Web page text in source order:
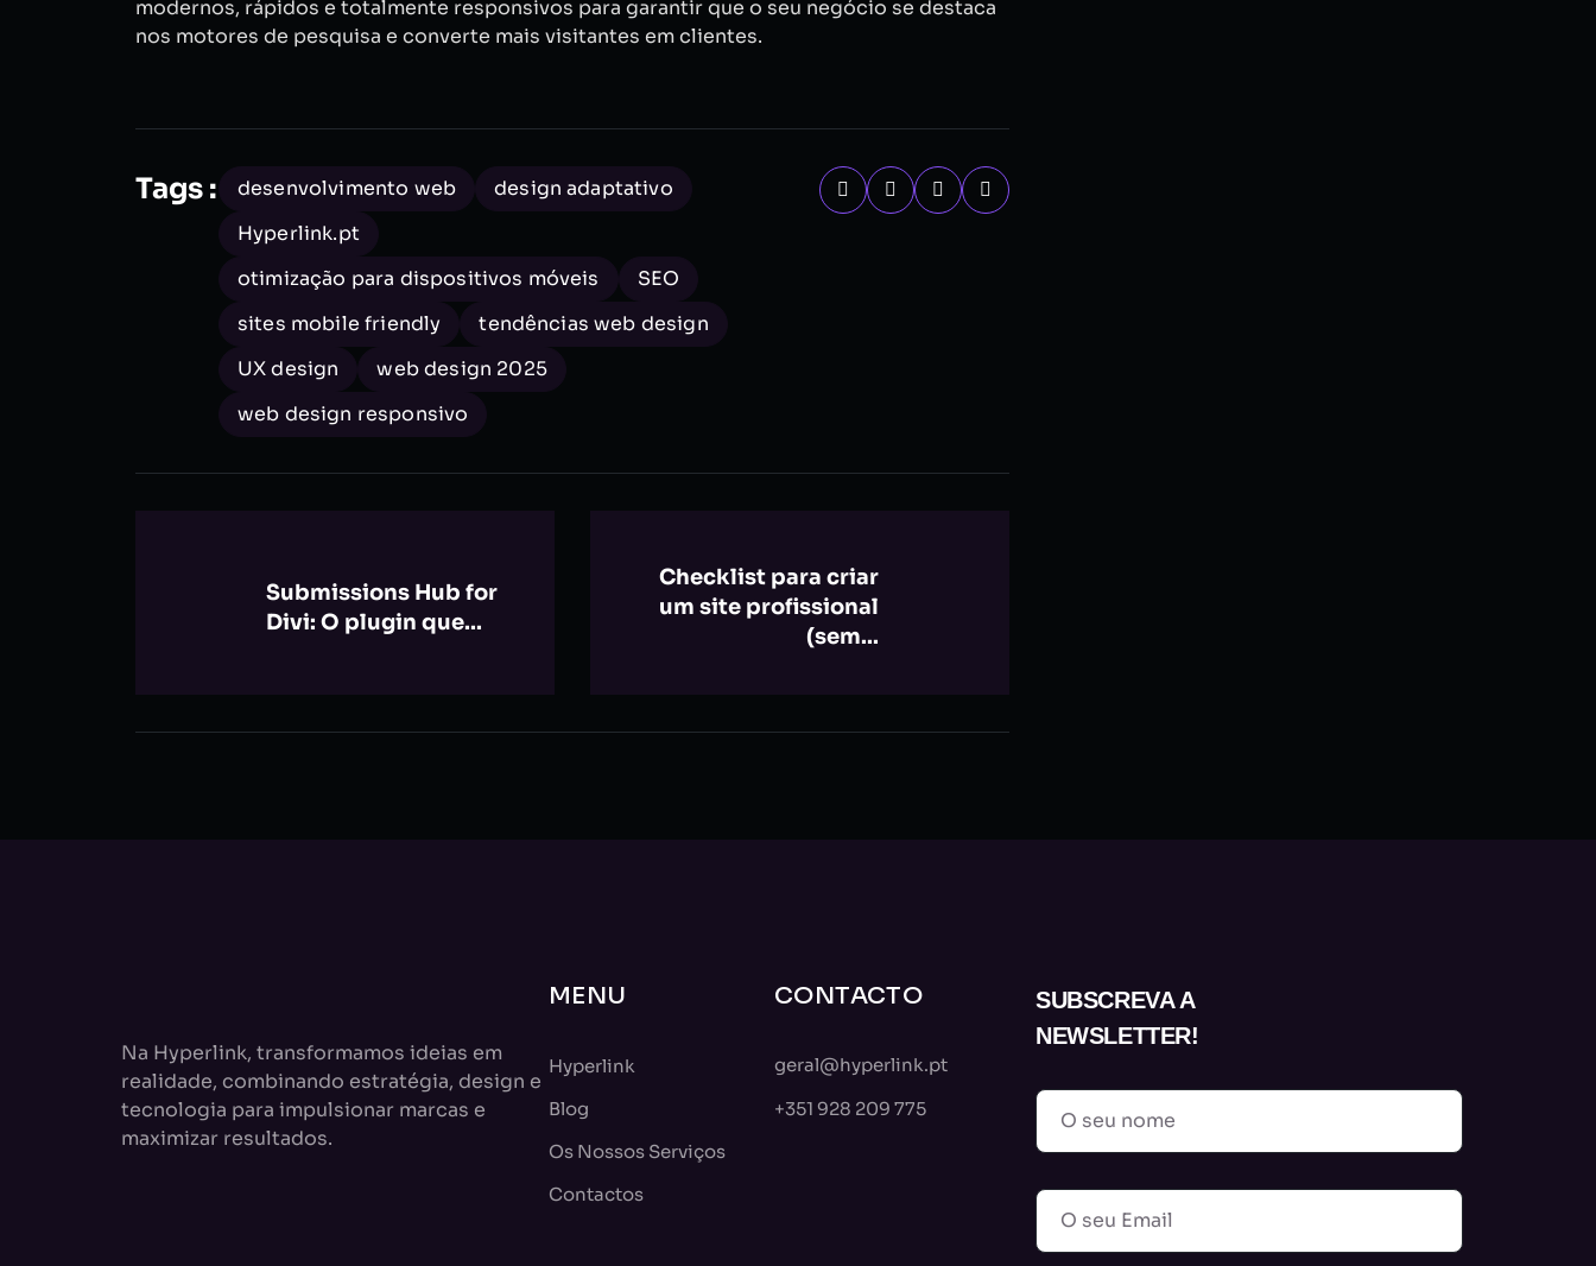
modernos, rápidos e totalmente responsivos para garantir que o seu negócio se destaca
nos motores de pesquisa e converte mais visitantes em clientes.
Tags : desenvolvimento web
design adaptativo
Hyperlink.pt
otimização para dispositivos móveis
SEO
sites mobile friendly
tendências web design
UX design
web design 2025
web design responsivo
Submissions Hub for
Divi: O plugin que...
Checklist para criar
um site profissional
(sem...
Na Hyperlink, transformamos ideias em
realidade, combinando estratégia, design e
tecnologia para impulsionar marcas e
maximizar resultados.
MENU
Hyperlink
Blog
Os Nossos Serviços
Contactos
CONTACTO
geral@hyperlink.pt
+351 928 209 775
SUBSCREVA A
NEWSLETTER!